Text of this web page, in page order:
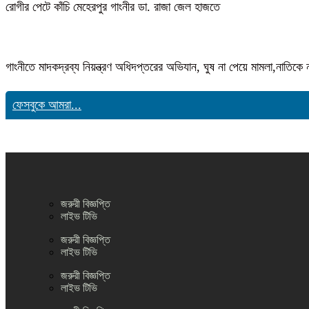
রোগীর পেটে কাঁচি মেহেরপুর গাংনীর ডা. রাজা জেল হাজতে
গাংনীতে মাদকদ্রব্য নিয়ন্ত্রণ অধিদপ্তরের অভিযান, ঘুষ না পেয়ে
ফেসবুকে আমরা...
জরুরী বিজ্ঞপ্তি
লাইভ টিভি
জরুরী বিজ্ঞপ্তি
লাইভ টিভি
জরুরী বিজ্ঞপ্তি
লাইভ টিভি